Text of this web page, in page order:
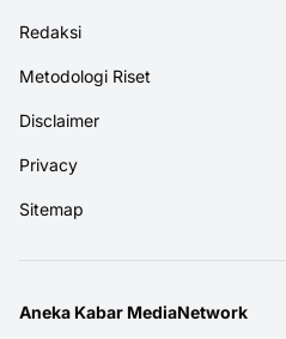
Redaksi
Metodologi Riset
Disclaimer
Privacy
Sitemap
Aneka Kabar MediaNetwork